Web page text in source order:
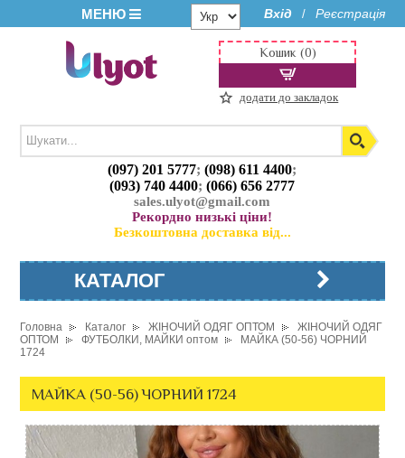
МЕНЮ Вхід / Реєстрація
(097) 201 5777;(098) 611 4400;
(093) 740 4400;(066) 656 2777
sales.ulyot@gmail.com
Рекордно низькі ціни!
Безкоштовна доставка від...
Кошик (0)
додати до закладок
КАТАЛОГ
Головна Каталог ЖІНОЧИЙ ОДЯГ ОПТОМ
ЖІНОЧИЙ ОДЯГ
ОПТОМ
ФУТБОЛКИ, МАЙКИ оптом
МАЙКА (50-56) ЧОРНИЙ
1724
МАЙКА (50-56) ЧОРНИЙ 1724